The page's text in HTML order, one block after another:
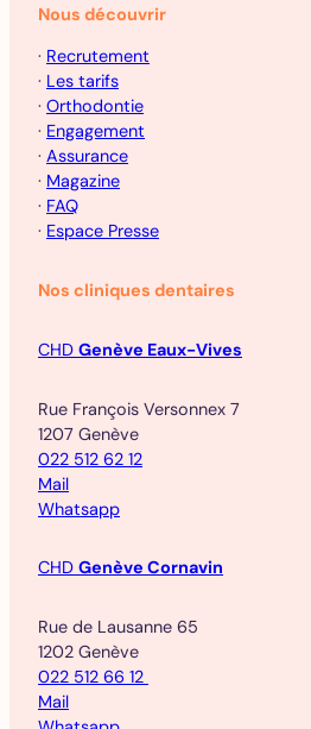
Nous découvrir
· Recrutement
· Les tarifs
· Orthodontie
· Engagement
· Assurance
· Magazine
· FAQ
· Espace Presse
Nos cliniques dentaires
CHD Genève Eaux-Vives
Rue François Versonnex 7
1207 Genève
022 512 62 12
Mail
Whatsapp
CHD Genève Cornavin
Rue de Lausanne 65
1202 Genève
022 512 66 12
Mail